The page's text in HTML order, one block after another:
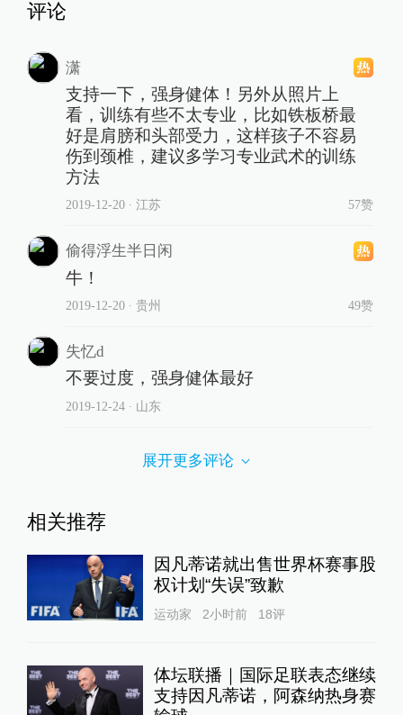
评论
潇
支持一下，强身健体！另外从照片上
看，训练有些不太专业，比如铁板桥最
好是肩膀和头部受力，这样孩子不容易
伤到颈椎，建议多学习专业武术的训练
方法
2019-12-20∙ 江苏 57赞
偷得浮生半日闲
牛！
2019-12-20∙ 贵州 49赞
失忆d
不要过度，强身健体最好
2019-12-24∙ 山东
展开更多评论
相关推荐
因凡蒂诺就出售世界杯赛事股
权计划“失误”致歉
运动家 2小时前 18评
体坛联播｜国际足联表态继续
支持因凡蒂诺，阿森纳热身赛